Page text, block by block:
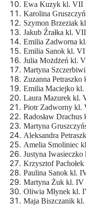
Ewa Kuzyk kl. VII
Karolina
Szymon Brzeziak
Jakub Źrałka kl. VII
Emilia Zadworna
Emilia Sanok kl. VI
Julia Możdżeń kl.
Martyna
Zuzanna
Emilia Maciejko
Laura Mazurek kl.
Piotr Zadworny kl.
Radosław Drachus
Martyna
Aleksandra
Amelia Smoliniec
Justyna
Krzysztof
Paulina Sanok kl.
Martyna Żuk kl. IV
Oliwia Młynek kl.
Maja Biszczanik